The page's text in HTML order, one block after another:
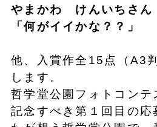
やまかわ けんいちさん
「何がイイかな？？」
他、入賞作全15点（A3
します。
哲学堂公園フォトコンテ
記念すべき第１回目の応